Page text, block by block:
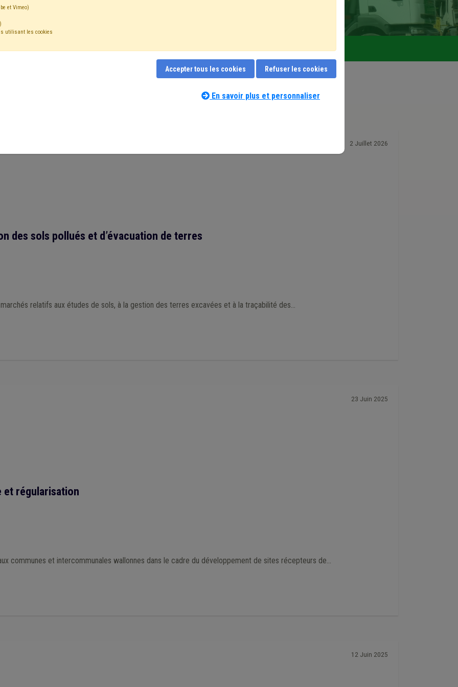
2 Juillet 2026
des sols pollués et d’évacuation de terres
relatifs aux études de sols, à la gestion des terres excavées et à la traçabilité des...
23 Juin 2025
et régularisation
communes et intercommunales wallonnes dans le cadre du développement de sites récepteurs de...
12 Juin 2025
et Vimeo)
utilisant les cookies
Accepter tous les cookies Refuser les cookies
En savoir plus et personnaliser